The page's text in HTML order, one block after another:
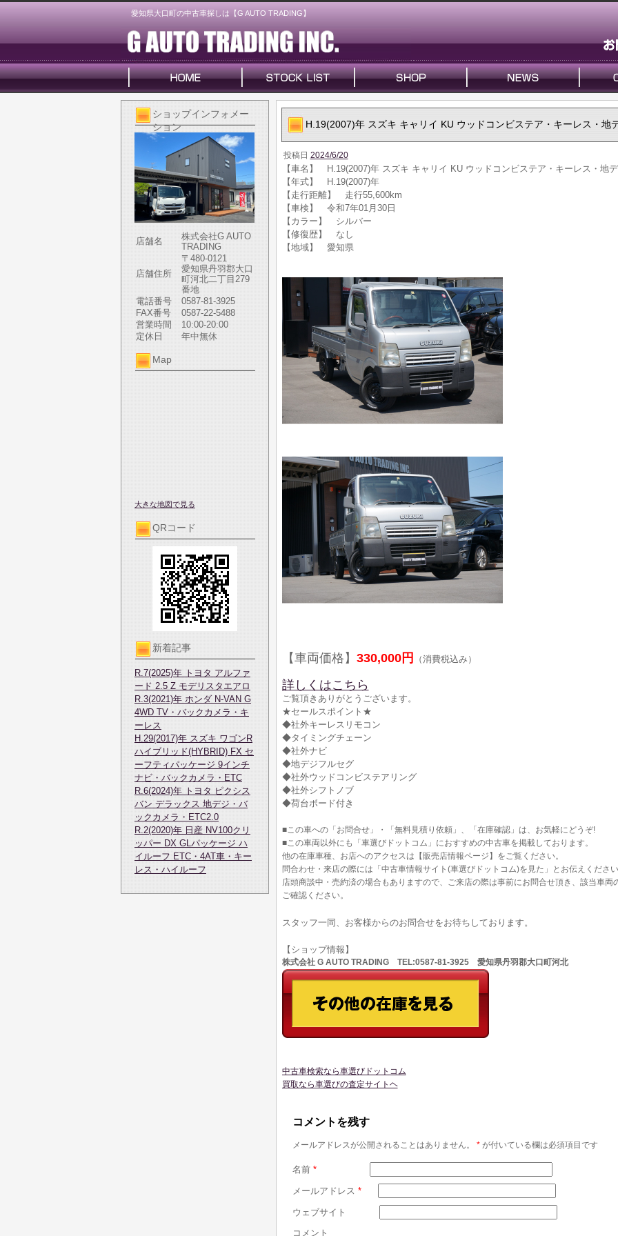
愛知県大口町の中古車探しは【G AUTO TRADING】
ショップインフォメー
ション
店舗名
株式会社G AUTO
TRADING
店舗住所
〒480-0121
愛知県丹羽郡大口
町河北二丁目279
番地
電話番号
0587-81-3925
FAX番号
0587-22-5488
営業時間
10:00-20:00
定休日
年中無休
Map
大きな地図で見る
QRコード
新着記事
R.7(2025)年 トヨタ アルファ
ード 2.5 Z モデリスタエアロ
R.3(2021)年 ホンダ N-VAN G
4WD TV・バックカメラ・キ
ーレス
H.29(2017)年 スズキ ワゴンR
ハイブリッド(HYBRID) FX セ
ーフティパッケージ 9インチ
ナビ・バックカメラ・ETC
R.6(2024)年 トヨタ ピクシス
バン デラックス 地デジ・バ
ックカメラ・ETC2.0
R.2(2020)年 日産 NV100クリ
ッパー DX GLパッケージ ハ
イルーフ ETC・4AT車・キー
レス・ハイルーフ
H.19(2007)年 スズキ キャリイ KU ウッドコンビステア・キーレス・地
投稿日 2024/6/20
【車名】 H.19(2007)年 スズキ キャリイ KU ウッドコンビステア・キーレス・地
【年式】 H.19(2007)年
【走行距離】 走行55,600km
【車検】 令和7年01月30日
【カラー】 シルバー
【修復歴】 なし
【地域】 愛知県
【車両価格】 330,000円 （消費税込み）
詳しくはこちら
ご覧頂きありがとうございます。
★セールスポイント★
◆社外キーレスリモコン
◆タイミングチェーン
◆社外ナビ
◆地デジフルセグ
◆社外ウッドコンビステアリング
◆社外シフトノブ
◆荷台ボード付き
■この車への「お問合せ」・「無料見積り依頼」、「在庫確認」は、お気軽にどうぞ!
■この車両以外にも「車選びドットコム」におすすめの中古車を掲載しております。
他の在庫車種、お店へのアクセスは【販売店情報ページ】をご覧ください。
問合わせ・来店の際には「中古車情報サイト(車選びドットコム)を見た」とお伝えください
店頭商談中・売約済の場合もありますので、ご来店の際は事前にお問合せ頂き、該当車両
ご確認ください。
スタッフ一同、お客様からのお問合せをお待ちしております。
【ショップ情報】
株式会社 G AUTO TRADING TEL:0587-81-3925 愛知県丹羽郡大口町河北
中古車検索なら車選びドットコム
買取なら車選びの査定サイトヘ
コメントを残す
メールアドレスが公開されることはありません。 *が付いている欄は必須項目です
名前 *
メールアドレス *
ウェブサイト
コメント